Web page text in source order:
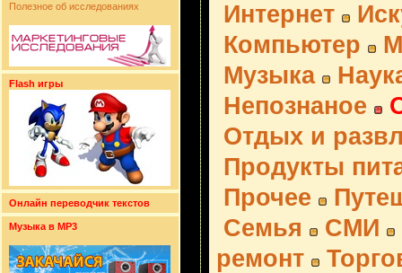
Полезное об исследованиях
Flash игры
Онлайн переводчик текстов
Музыка в MP3
Интернет
Компьютер
Музыка
Непознаное
Отдых и
Продукты
Прочее
Семья
СМИ
ремонт